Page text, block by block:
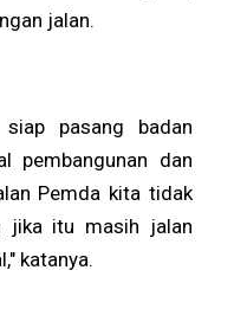
jalan.
pasang badan
pembangunan dan
Pemda kita tidak
jika itu masih jalan
katanya.